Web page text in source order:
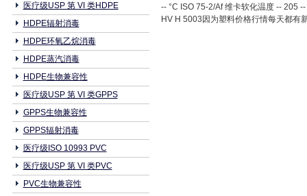
医疗级USP 第 VI 类HDPE
HDPE辐射消毒
HDPE环氧乙烷消毒
HDPE蒸汽消毒
HDPE生物兼容性
医疗级USP 第 VI 类GPPS
GPPS生物兼容性
GPPS辐射消毒
医疗级ISO 10993 PVC
医疗级USP 第 VI 类PVC
PVC生物兼容性
-- °C ISO 75-2/Af 维卡软化温度 -- 205
HV H 5003因为塑料价格行情每天都有